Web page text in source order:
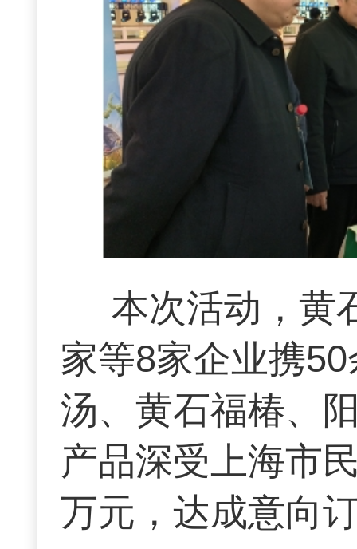
本次活动，黄
家等8家企业携
汤、黄石福椿、
产品深受上海市
万元，达成意向